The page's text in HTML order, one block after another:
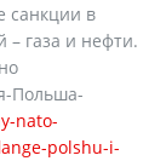
санкции в
– газа и нефти.
Польша-
nato-
polshu-i-